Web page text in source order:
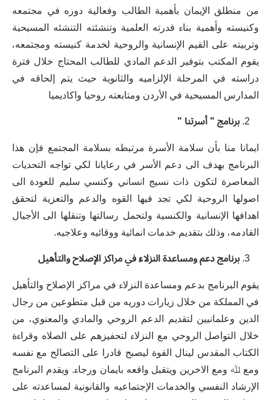
ﻣﻦ ﻣﻨﻄﻠﻖ ﺍﻹﻳﻤﺎﻥ ﺑﺄﻫﻤﻴﺔ ﺍﻟﻄﺎﻟﺐ ﻭﻓﻌﺎﻟﻴﺔ ﺩﻭﺭﻩ ﻓﻲ ﻣﺠﺘﻤﻌﻪ
ﻭﻛﻨﻴﺴﺘﻪ ﻭﺃﻫﻤﻴﺔ ﺑﻨﺎء ﻗﺪﺭﺗﻪ ﺍﻟﻌﻠﻤﻴﺔ ﻭﺗﻨﺸﺌﺘﻪ ﺍﻟﺘﻨﺸﺌﻪ ﺍﻟﻤﺴﻴﺤﻴﺔ
ﻭﺗﺮﺑﻴﺘﻪ ﻋﻠﻰ ﺍﻟﻘﻴﻢ ﺍﻹﻧﺴﺎﻧﻴﺔ ﻭﺍﻟﺮﻭﺣﻴﺔ ﻟﺨﺪﻣﺔ ﻛﻨﻴﺴﺘﻪ ﻭﻣﺠﺘﻤﻌﻪ،
ﻳﻘﻮﻡ ﺍﻟﻤﻜﺘﺐ ﺑﺘﻮﻓﻴﺮ ﺍﻟﺪﻋﻢ ﺍﻟﻤﺎﺩﻱ ﻟﻠﻄﺎﻟﺐ ﺍﻟﻤﺤﺘﺎﺝ ﺧﻼﻝ ﻓﺘﺮﺓ
ﺩﺭﺍﺳﺘﻪ ﻓﻲ ﺍﻟﻤﺮﺣﻠﺔ ﺍﻹﻟﺰﺍﻣﻴﻪ ﻭﺍﻟﺜﺎﻧﻮﻳﺔ ﺣﻴﺚ ﻳﺘﻢ ﺇﻟﺤﺎﻗﻪ ﻓﻲ
ﺍﻟﻤﺪﺍﺭﺱ ﺍﻟﻤﺴﻴﺤﻴﺔ ﻓﻲ ﺍﻷﺭﺩﻥ ﻭﻣﺘﺎﺑﻌﺘﻪ ﺭﻭﺣﻴﺎ ﻭﺍﻛﺎﺩﻳﻤﻴﺎ
ﺑﺮﻧﺎﻣﺞ"ﺃﺳﺮﺗﻨﺎ"
ﺍﻳﻤﺎﻧﺎ ﻣﻨﺎ ﺑﺄﻥ ﺳﻼﻣﺔ ﺍﻷﺳﺮﺓ ﻣﺮﺗﺒﻄﻪ ﺑﺴﻼﻣﺔ ﺍﻟﻤﺠﺘﻤﻊ ﻓﺈﻥ ﻫﺬﺍ
ﺍﻟﺒﺮﻧﺎﻣﺞ ﺑﻬﺪﻑ ﺍﻟﻰ ﺩﻋﻢ ﺍﻷﺳﺮ ﻓﻲ ﺭﻋﺎﻳﺎﻧﺎ ﻟﻜﻲ ﺗﻮﺍﺟﻪ ﺍﻟﺘﺤﺪﻳﺎﺕ
ﺍﻟﻤﻌﺎﺻﺮﺓ ﻟﺘﻜﻮﻥ ﺫﺍﺕ ﻧﺴﻴﺞ ﺍﻧﺴﺎﻧﻲ ﻭﻛﻨﺴﻲ ﺳﻠﻴﻢ ﻟﻠﻌﻮﺩﺓ ﺍﻟﻰ
ﺍﺻﻮﻟﻬﺎ ﺍﻟﺮﻭﺣﻴﺔ ﻟﻜﻲ ﺗﺠﺪ ﻓﻴﻬﺎ ﺍﻟﻘﻮﻩ ﻭﺍﻟﺪﻋﻢ ﻭﺍﻟﺘﻌﺰﻳﺔ ﻟﺘﺤﻘﻖ
ﺍﻫﺪﺍﻓﻬﺎ ﺍﻹﻧﺴﺎﻧﻴﺔ ﻭﺍﻟﻜﻨﺴﻴﺔ ﻭﻟﺘﺤﻤﻞ ﺭﺳﺎﻟﺘﻬﺎ ﻭﺗﻨﻘﻠﻬﺎ ﺍﻟﻰ ﺍﻷﺟﻴﺎﻝ
ﺍﻟﻘﺎﺩﻣﻪ، ﻭﺫﻟﻚ ﺑﺘﻘﺪﻳﻢ ﺧﺪﻣﺎﺕ ﺍﻧﻤﺎﺋﻴﺔ ﻭﻭﻗﺎﺋﻴﻪ ﻭﻋﻼﺟﻴﻪ.
ﺑﺮﻧﺎﻣﺞﺩﻋﻢﻭﻣﺴﺎﻋﺪﺓﺍﻟﻨﺰﻻءﻓﻲﻣﺮﺍﻛﺰﺍﻹﺻﻼﺡﻭﺍﻟﺘﺄﻫﻴﻞ
ﻳﻘﻮﻡ ﺍﻟﺒﺮﻧﺎﻣﺞ ﺑﺪﻋﻢ ﻭﻣﺴﺎﻋﺪﺓ ﺍﻟﻨﺰﻻء ﻓﻲ ﻣﺮﺍﻛﺰ ﺍﻹﺻﻼﺡ ﻭﺍﻟﺘﺄﻫﻴﻞ
ﻓﻲ ﺍﻟﻤﻤﻠﻜﺔ ﻣﻦ ﺧﻼﻝ ﺯﻳﺎﺭﺍﺕ ﺩﻭﺭﻳﻪ ﻣﻦ ﻗﺒﻞ ﻣﺘﻄﻮﻋﻴﻦ ﻣﻦ ﺭﺟﺎﻝ
ﺍﻟﺪﻳﻦ ﻭﻋﻠﻤﺎﻧﻴﻴﻦ ﻟﺘﻘﺪﻳﻢ ﺍﻟﺪﻋﻢ ﺍﻟﺮﻭﺣﻲ ﻭﺍﻟﻤﺎﺩﻱ ﻭﺍﻟﻤﻌﻨﻮﻱ، ﻣﻦ
ﺧﻼﻝ ﺍﻟﺘﻮﺍﺻﻞ ﺍﻟﺮﻭﺣﻲ ﻣﻊ ﺍﻟﻨﺰﻻء ﻟﺘﺤﻔﻴﺰﻫﻢ ﻋﻠﻰ ﺍﻟﺼﻼﻩ ﻭﻗﺮﺍءﺓ
ﺍﻟﻜﺘﺎﺏ ﺍﻟﻤﻘﺪﺱ ﻟﻴﻨﺎﻝ ﺍﻟﻘﻮﺓ ﻟﻴﺼﺒﺢ ﻗﺎﺩﺭﺍ ﻋﻠﻰ ﺍﻟﺘﺼﺎﻟﺢ ﻣﻊ ﻧﻔﺴﻪ
ﻭﻣﻊ ﷲ ﻭﻣﻊ ﺍﻻﺧﺮﻳﻦ ﻭﻳﺘﻘﺒﻞ ﻭﺍﻗﻌﻪ ﺑﺎﻳﻤﺎﻥ ﻭﺭﺟﺎء. ﻭﻳﻘﺪﻡ ﺍﻟﺒﺮﻧﺎﻣﺞ
ﺍﻹﺭﺷﺎﺩ ﺍﻟﻨﻔﺴﻲ ﻭﺍﻟﺨﺪﻣﺎﺕ ﺍﻹﺟﺘﻤﺎﻋﻴﻪ ﻭﺍﻟﻘﺎﻧﻮﻧﻴﺔ ﻟﻤﺴﺎﻋﺪﺗﻪ ﻋﻠﻰ